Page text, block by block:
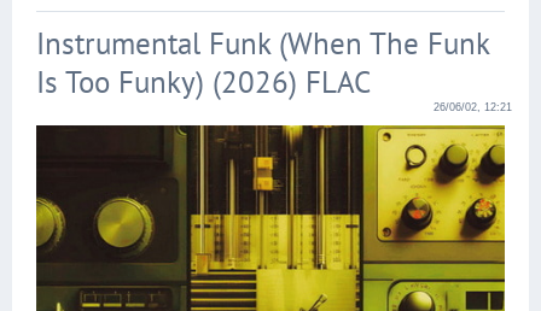
Instrumental Funk (When The Funk
Is Too Funky) (2026) FLAC
26/06/02, 12:21